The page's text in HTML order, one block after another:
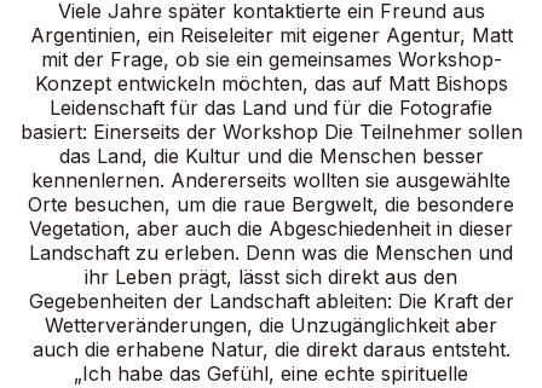
Viele Jahre später kontaktierte ein Freund aus
Argentinien, ein Reiseleiter mit eigener Agentur, Matt
mit der Frage, ob sie ein gemeinsames Workshop-
Konzept entwickeln möchten, das auf Matt Bishops
Leidenschaft für das Land und für die Fotografie
basiert: Einerseits der Workshop Die Teilnehmer sollen
das Land, die Kultur und die Menschen besser
kennenlernen. Andererseits wollten sie ausgewählte
Orte besuchen, um die raue Bergwelt, die besondere
Vegetation, aber auch die Abgeschiedenheit in dieser
Landschaft zu erleben. Denn was die Menschen und
ihr Leben prägt, lässt sich direkt aus den
Gegebenheiten der Landschaft ableiten: Die Kraft der
Wetterveränderungen, die Unzugänglichkeit aber
auch die erhabene Natur, die direkt daraus entsteht.
„Ich habe das Gefühl, eine echte spirituelle